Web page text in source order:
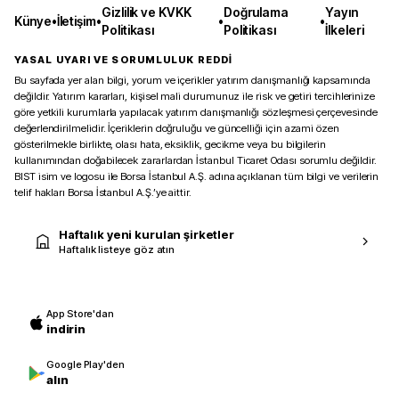
Künye•İletişim•
Gizlilik ve KVKK
Politikası
•
Doğrulama
Politikası
•
Yayın
İlkeleri
YASAL UYARI VE SORUMLULUK REDDİ
Bu sayfada yer alan bilgi, yorum ve içerikler yatırım danışmanlığı kapsamında
değildir. Yatırım kararları, kişisel mali durumunuz ile risk ve getiri tercihlerinize
göre yetkili kurumlarla yapılacak yatırım danışmanlığı sözleşmesi çerçevesinde
değerlendirilmelidir. İçeriklerin doğruluğu ve güncelliği için azami özen
gösterilmekle birlikte, olası hata, eksiklik, gecikme veya bu bilgilerin
kullanımından doğabilecek zararlardan İstanbul Ticaret Odası sorumlu değildir.
BIST isim ve logosu ile Borsa İstanbul A.Ş. adına açıklanan tüm bilgi ve verilerin
telif hakları Borsa İstanbul A.Ş.’ye aittir.
Haftalık yeni kurulan şirketler
Haftalık listeye göz atın
App Store'dan
indirin
Google Play'den
alın